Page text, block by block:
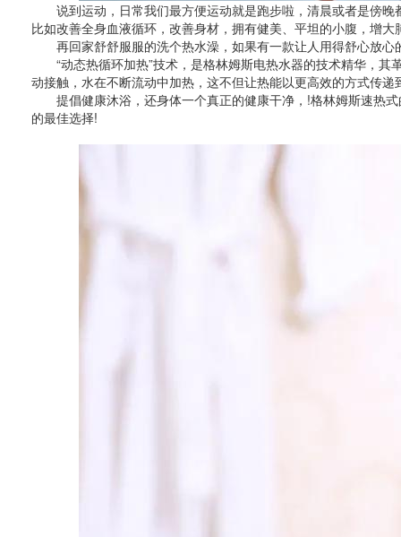
说到运动，日常我们最方便运动就是跑步啦，清晨或者是傍晚
比如改善全身血液循环，改善身材，拥有健美、平坦的小腹，增
再回家舒舒服服的洗个热水澡，如果有一款让人用得舒心放心
“动态热循环加热”技术，是格林姆斯电热水器的技术精华，其
动接触，水在不断流动中加热，这不但让热能以更高效的方式传
提倡健康沐浴，还身体一个真正的健康干净，!格林姆斯速热式
的最佳选择!